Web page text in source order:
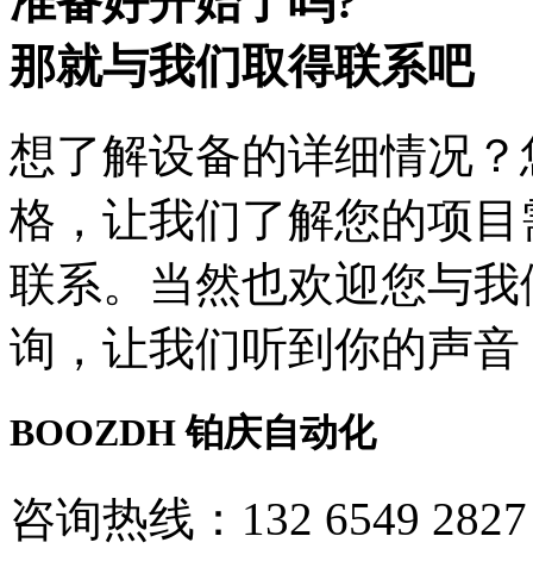
那就与我们取得联系吧
想了解设备的详细情况
格，让我们了解您的项
联系。当然也欢迎您与
询，让我们听到你的声音
BOOZDH铂庆自动化
咨询热线：132 6549 2827